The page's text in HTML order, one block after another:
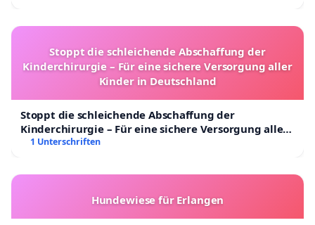
Stoppt die schleichende Abschaffung der
Kinderchirurgie – Für eine sichere Versorgung aller
Kinder in Deutschland
Stoppt die schleichende Abschaffung der
Kinderchirurgie – Für eine sichere Versorgung aller
Kinder in Deutschland
1 Unterschriften
Hundewiese für Erlangen